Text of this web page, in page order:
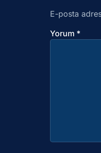
E-posta
Yorum *